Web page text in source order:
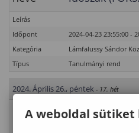
Leírás
Időpont
2024-04-23 23:55:00 -
Kategória
Lámfalussy Sándor
Típus
Tanulmányi rend
2024. Április 26., péntek - 17. hét
Esemény
Szorgalmi
A weboldal sütiket